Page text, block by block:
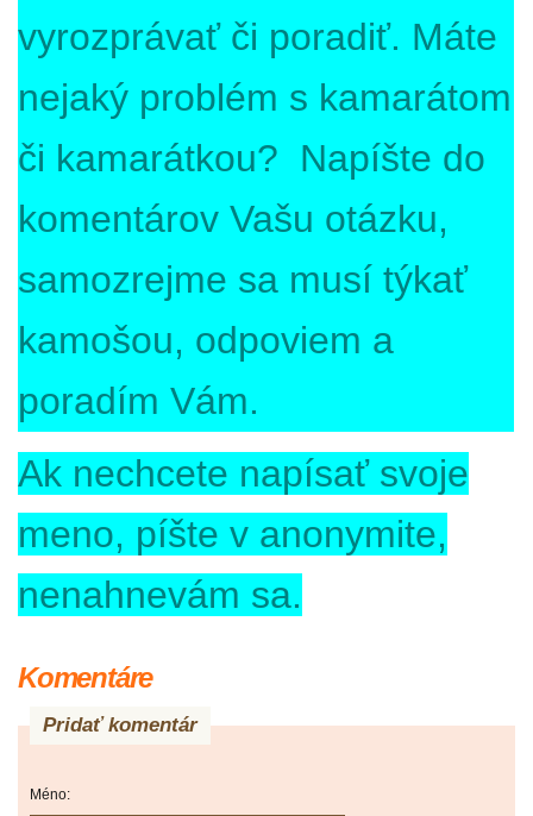
vyrozprávať či poradiť. Máte
nejaký problém s kamarátom
či kamarátkou? Napíšte do
komentárov Vašu otázku,
samozrejme sa musí týkať
kamošou, odpoviem a
poradím Vám.
Ak nechcete napísať svoje
meno, píšte v anonymite,
nenahnevám sa.
Komentáre
Pridať komentár
Méno: